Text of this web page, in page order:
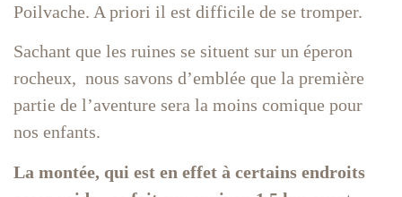
Poilvache. A priori il est difficile de se tromper.
Sachant que les ruines se situent sur un éperon
rocheux, nous savons d’emblée que la première
partie de l’aventure sera la moins comique pour
nos enfants.
La montée, qui est en effet à certains endroits